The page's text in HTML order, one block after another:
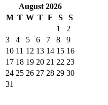
August 2026
M T W T F S
S
1
2
3
4 5 6 7 8
9
10 11 12 13 14 15 16
17 18 19 20 21 22 23
24 25 26 27 28 29 30
31